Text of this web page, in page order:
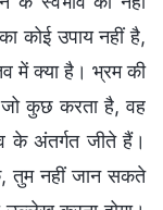
कोई उपाय नहीं है,
में क्या है। भ्रम की
जो कुछ करता है, वह
के अंतर्गत जीते हैं।
तुम नहीं जान सकते